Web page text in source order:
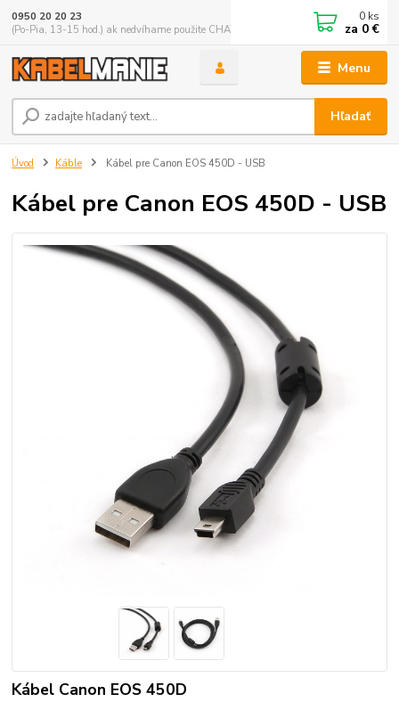
Menu
Hľadať
0950 20 20 23
(Po-Pia, 13-15 hod.) ak nedvíhame použite CHATBOX
0 ks
za 0 €
Úvod Káble Kábel pre Canon EOS 450D - USB
Kábel pre Canon EOS 450D - USB
Kábel Canon EOS 450D